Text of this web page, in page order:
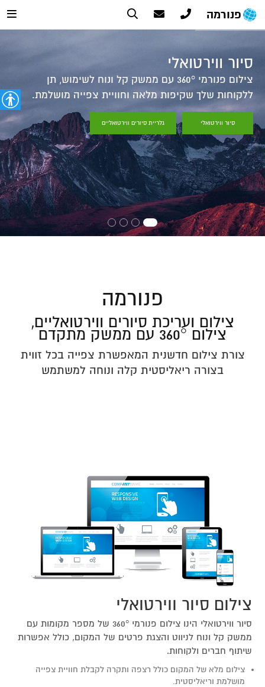
פנורמה
סיור ווירטואלי
צילום פנורמי 360° עם ממשק קל ונוח לשימוש, תן
ללקוחות שלך שקיפות מלאה וחוויית צפייה מושלמת.
סיור ווירטואלי גלריית סיורים ווירטואליים
פנורמה
צילום ועריכת סיורים ווירטואליים,
צילום 360° עם ממשק מתקדם
צורת צילום חדשנית המאפשרת צפייה בכל זווית
בצורה ריאליסטית קלה ונוחה למשתמש
צילום סיור ווירטואלי
סיור ווירטואלי הינו צילום פנורמי 360° של מספר מקומות עם
ממשק קל ונוח לניווט והצגת פרטים של המקום, כולל אפשרות
שיתוף חברים ולקוחות.
צילום מלא של המקום כולל רצפה ותקרה לקבלת חוויית צפייה
מושלמת וריאליסטית.